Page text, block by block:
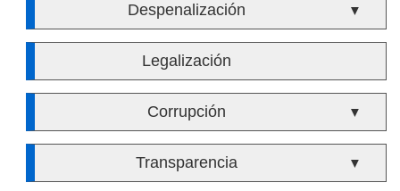
Despenalización ▼
Legalización
Corrupción ▼
Transparencia ▼